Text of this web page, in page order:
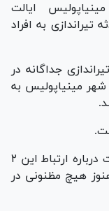
ایالت
تیراندازی به افراد
آمریکایی، ۲ حادثه تیراندازی جداگانه در
شهر مینیاپولیس به
پلیس شهر مینیاپولیس از انجام تحقیقات درباره ارتباط این ۲
هیچ مظنونی در